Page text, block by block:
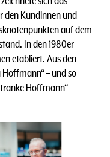
den Kundinnen und
auf dem
In den 1980er
etabliert. Aus den
– und so
Hoffmann“